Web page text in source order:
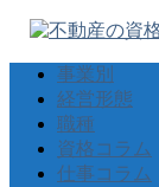
事業別
経営形態
職種
資格コラム
仕事コラム